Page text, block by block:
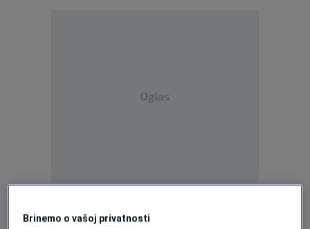
Oglas
Njemačkoj, ove sezone je skrenuo pažnju
Brinemo o vašoj privatnosti